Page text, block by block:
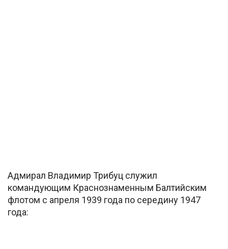
Адмирал Владимир Трибуц служил
командующим Краснознаменным Балтийским
флотом с апреля 1939 года по середину 1947
года: